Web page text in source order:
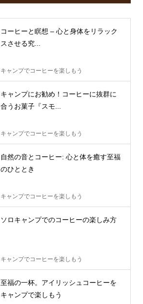
コーヒーと瞑想 – 心と身体をリラック
スさせる究...
キャンプでコーヒーを楽しもう
キャンプにお勧め！コーヒーに抜群に
合うお菓子『スモ...
キャンプでコーヒーを楽しもう
自然の音とコーヒー: 心と体を癒す至福
のひととき
キャンプでコーヒーを楽しもう
ソロキャンプでのコーヒーの楽しみ方
キャンプでコーヒーを楽しもう
至福の一杯。アイリッシュコーヒーを
キャンプで楽しもう